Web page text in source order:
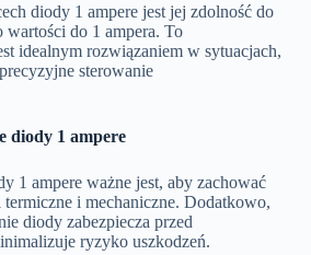
diody 1 ampere jest jej zdolność do
wartości do 1 ampera. To
idealnym rozwiązaniem w sytuacjach,
sterowanie
diody 1 ampere
1 ampere ważne jest, aby zachować
i mechaniczne. Dodatkowo,
diody zabezpiecza przed
ryzyko uszkodzeń.